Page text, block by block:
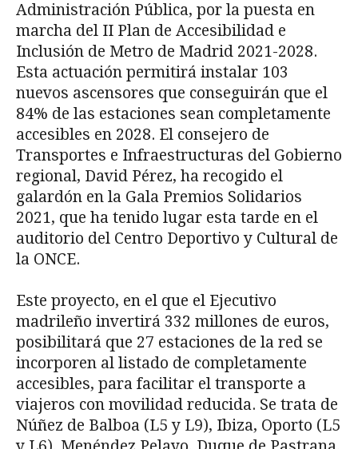
Administración Pública, por la puesta en
marcha del II Plan de Accesibilidad e
Inclusión de Metro de Madrid 2021-2028.
Esta actuación permitirá instalar 103
nuevos ascensores que conseguirán que el
84% de las estaciones sean completamente
accesibles en 2028. El consejero de
Transportes e Infraestructuras del Gobierno
regional, David Pérez, ha recogido el
galardón en la Gala Premios Solidarios
2021, que ha tenido lugar esta tarde en el
auditorio del Centro Deportivo y Cultural de
la ONCE.
Este proyecto, en el que el Ejecutivo
madrileño invertirá 332 millones de euros,
posibilitará que 27 estaciones de la red se
incorporen al listado de completamente
accesibles, para facilitar el transporte a
viajeros con movilidad reducida. Se trata de
Núñez de Balboa (L5 y L9), Ibiza, Oporto (L5